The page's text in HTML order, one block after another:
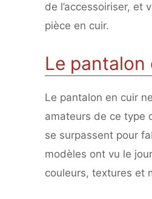
de l’accessoiriser, et
pièce en cuir.
Le pantalon
Le pantalon en cuir
amateurs de ce type
se surpassent pour
modèles ont vu le
couleurs, textures et